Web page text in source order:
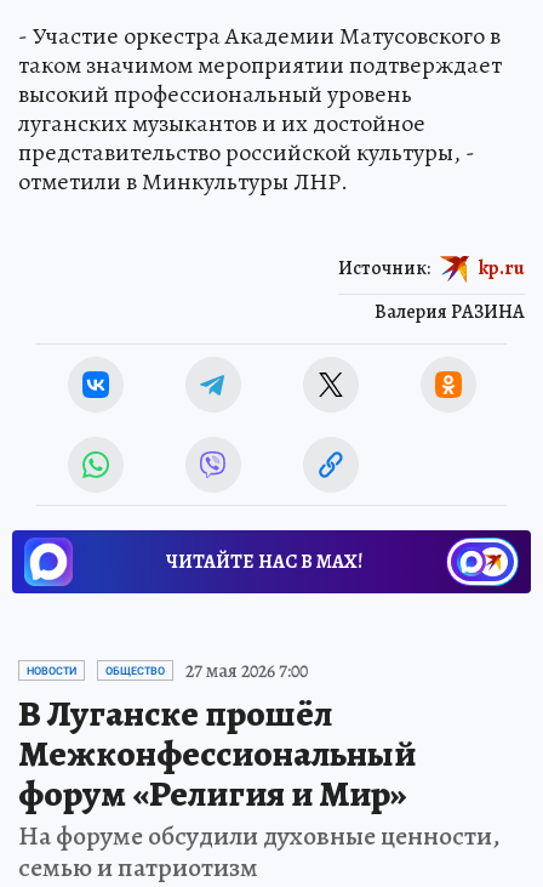
- Участие оркестра Академии Матусовского в
таком значимом мероприятии подтверждает
высокий профессиональный уровень
луганских музыкантов и их достойное
представительство российской культуры, -
отметили в Минкультуры ЛНР.
Валерия РАЗИНА
Источник: kp.ru
ЧИТАЙТЕ НАС В МАХ!
НОВОСТИ ОБЩЕСТВО 27 мая 2026 7:00
В Луганске прошёл
Межконфессиональный
форум «Религия и Мир»
На форуме обсудили духовные ценности,
семью и патриотизм